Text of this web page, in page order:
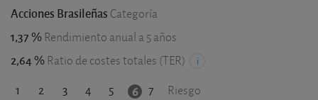
Acciones Brasileñas Categoría
1,37 % Rendimiento anual a 5 años
2,64 % Ratio de costes totales (TER)
1 2 3 4 5 6 7 Riesgo